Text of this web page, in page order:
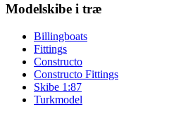
Modelskibe i træ
Billingboats
Fittings
Constructo
Constructo Fittings
Skibe 1:87
Turkmodel